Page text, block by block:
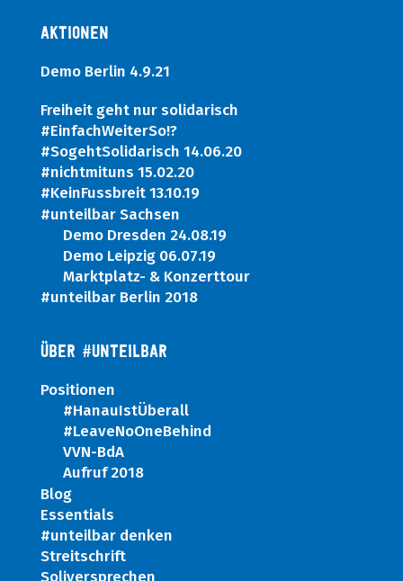
Aktionen
Demo Berlin 4.9.21
Freiheit geht nur solidarisch
#EinfachWeiterSo!?
#SogehtSolidarisch 14.06.20
#nichtmituns 15.02.20
#KeinFussbreit 13.10.19
#unteilbar Sachsen
Demo Dresden 24.08.19
Demo Leipzig 06.07.19
Marktplatz- & Konzerttour
#unteilbar Berlin 2018
ÜBER #UNTEILBAR
Positionen
#HanauIstÜberall
#LeaveNoOneBehind
VVN-BdA
Aufruf 2018
Blog
Essentials
#unteilbar denken
Streitschrift
Soliversprechen